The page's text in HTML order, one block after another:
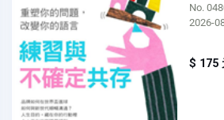
No.
2026-
$ 175